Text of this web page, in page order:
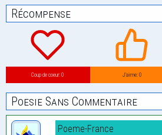
Récompense
Coup de coeur: 0 J’aime: 0
Poesie Sans Commentaire
Poeme-France